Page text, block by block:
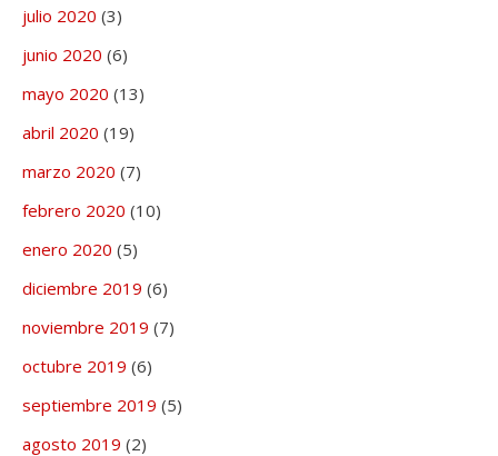
julio 2020 (3)
junio 2020 (6)
mayo 2020 (13)
abril 2020 (19)
marzo 2020 (7)
febrero 2020 (10)
enero 2020 (5)
diciembre 2019 (6)
noviembre 2019 (7)
octubre 2019 (6)
septiembre 2019 (5)
agosto 2019 (2)